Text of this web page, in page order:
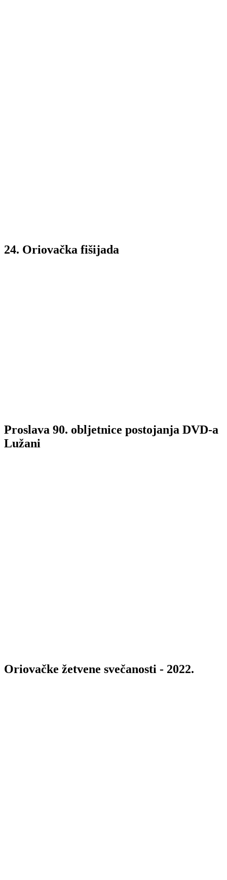
24. Oriovačka fišijada
Proslava 90. obljetnice postojanja DVD-a
Lužani
Oriovačke žetvene svečanosti - 2022.